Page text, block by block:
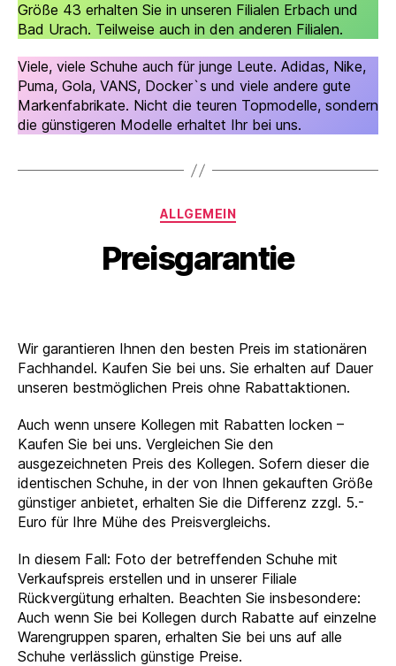
Größe 43 erhalten Sie in unseren Filialen Erbach und
Bad Urach. Teilweise auch in den anderen Filialen.
Viele, viele Schuhe auch für junge Leute. Adidas, Nike,
Puma, Gola, VANS, Docker`s und viele andere gute
Markenfabrikate. Nicht die teuren Topmodelle, sondern
die günstigeren Modelle erhaltet Ihr bei uns.
Kategorien
ALLGEMEIN
Preisgarantie
Wir garantieren Ihnen den besten Preis im stationären
Fachhandel. Kaufen Sie bei uns. Sie erhalten auf Dauer
unseren bestmöglichen Preis ohne Rabattaktionen.
Auch wenn unsere Kollegen mit Rabatten locken –
Kaufen Sie bei uns. Vergleichen Sie den
ausgezeichneten Preis des Kollegen. Sofern dieser die
identischen Schuhe, in der von Ihnen gekauften Größe
günstiger anbietet, erhalten Sie die Differenz zzgl. 5.-
Euro für Ihre Mühe des Preisvergleichs.
In diesem Fall: Foto der betreffenden Schuhe mit
Verkaufspreis erstellen und in unserer Filiale
Rückvergütung erhalten. Beachten Sie insbesondere:
Auch wenn Sie bei Kollegen durch Rabatte auf einzelne
Warengruppen sparen, erhalten Sie bei uns auf alle
Schuhe verlässlich günstige Preise.